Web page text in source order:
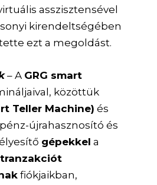
asszisztensével
kirendeltségében
ezt a megoldást.
– A GRG smart
közöttük
Teller Machine) és
újrahasznosító és
gépekkel a
fiókjaikban,